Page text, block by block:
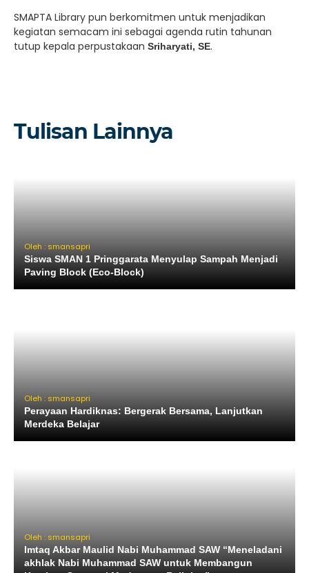
SMAPTA Library pun berkomitmen untuk menjadikan
kegiatan semacam ini sebagai agenda rutin tahunan
tutup kepala perpustakaan Sriharyati, SE.
Tulisan Lainnya
Oleh : smansapri
Siswa SMAN 1 Pringgarata Menyulap Sampah Menjadi
Paving Block (Eco-Block)
Oleh : smansapri
Perayaan Hardiknas: Bergerak Bersama, Lanjutkan
Merdeka Belajar
Oleh : smansapri
Imtaq Akbar Maulid Nabi Muhammad SAW “Meneladani
akhlak Nabi Muhammad SAW untuk Membangun